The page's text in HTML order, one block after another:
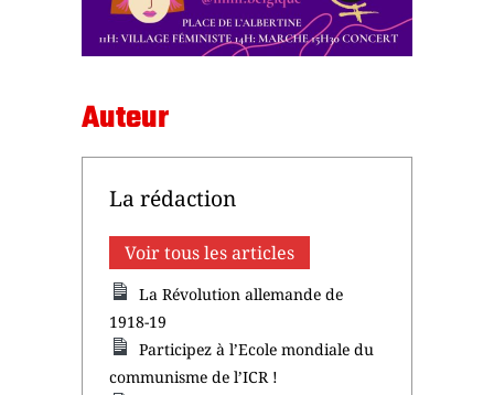
Auteur
La rédaction
Voir tous les articles
La Révolution allemande de
1918-19
Participez à l’Ecole mondiale du
communisme de l’ICR !